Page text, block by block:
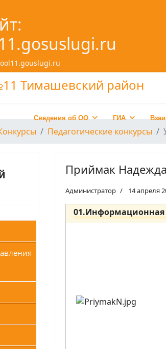
Сведения об ОО ГИА
Педагогические конкурсы
Приймак
Администратор 14 апреля
01.Информационная